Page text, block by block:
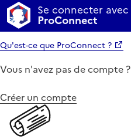
Se connecter avec
ProConnect
Qu'est-ce que ProConnect ?
Vous n'avez pas de compte ?
Créer un compte